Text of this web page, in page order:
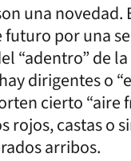
una
por una
“adentro” de
dirigentes o
cierto “aire
castas o
arribos.